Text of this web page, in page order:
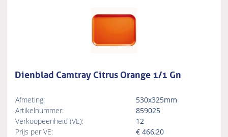
Dienblad Camtray Citrus Orange 1/1 Gn
Afmeting:
530x325mm
Artikelnummer:
859025
Verkoopeenheid (VE):
12
Prijs per VE:
€466,20